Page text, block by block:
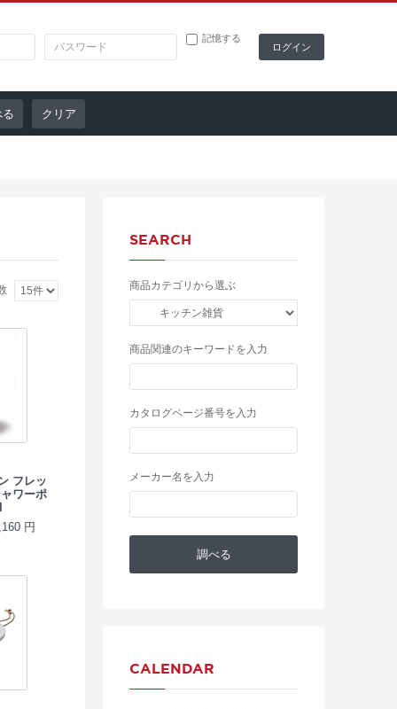
記憶する
クリア
フレッ
ワーポ
円
SEARCH
商品カテゴリから選ぶ
商品関連のキーワードを入力
カタログページ番号を入力
メーカー名を入力
CALENDAR